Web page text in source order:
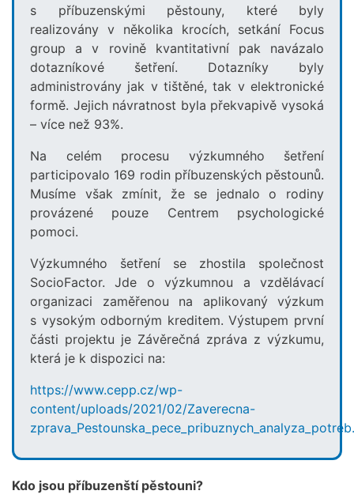
s příbuzenskými pěstouny, které byly
realizovány v několika krocích, setkání Focus
group a v rovině kvantitativní pak navázalo
dotazníkové šetření. Dotazníky byly
administrovány jak v tištěné, tak v elektronické
formě. Jejich návratnost byla překvapivě vysoká
– více než 93%.
Na celém procesu výzkumného šetření
participovalo 169 rodin příbuzenských pěstounů.
Musíme však zmínit, že se jednalo o rodiny
provázené pouze Centrem psychologické
pomoci.
Výzkumného šetření se zhostila společnost
SocioFactor. Jde o výzkumnou a vzdělávací
organizaci zaměřenou na aplikovaný výzkum
s vysokým odborným kreditem. Výstupem první
části projektu je Závěrečná zpráva z výzkumu,
která je k dispozici na:
https://www.cepp.cz/wp-
content/uploads/2021/02/Zaverecna-
Kdo jsou příbuzenští pěstouni?